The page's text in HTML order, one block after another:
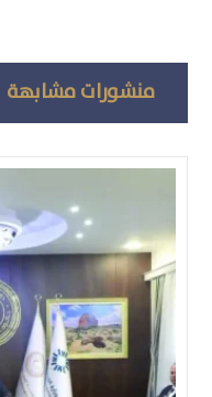
منشورات مشابهة